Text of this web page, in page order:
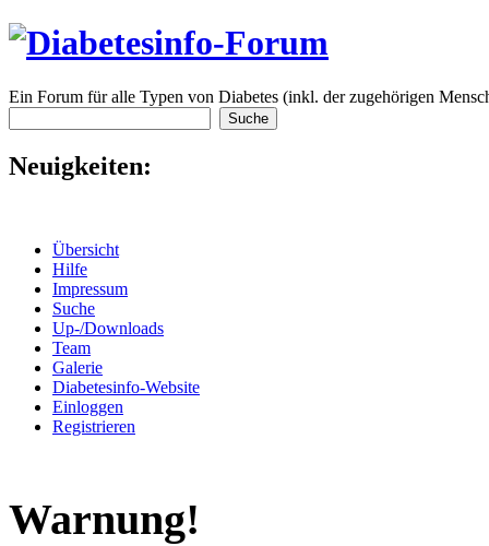
Ein Forum für alle Typen von Diabetes (inkl. der zugehörigen
Neuigkeiten:
Übersicht
Hilfe
Impressum
Suche
Up-/Downloads
Team
Galerie
Diabetesinfo-Website
Einloggen
Registrieren
Warnung!